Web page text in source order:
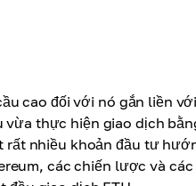
cao đối với nó gắn liền
thực hiện giao dịch
nhiều khoản đầu tư
các chiến lược và